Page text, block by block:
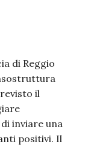
di Reggio
il
inviare una
positivi. Il